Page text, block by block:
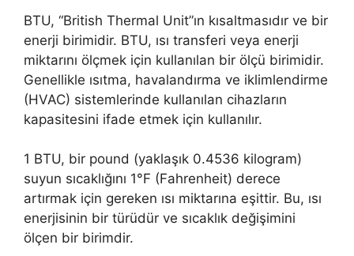
BTU, “British Thermal Unit”ın kısaltmasıdır ve bir
enerji birimidir. BTU, ısı transferi veya enerji
miktarını ölçmek için kullanılan bir ölçü birimidir.
Genellikle ısıtma, havalandırma ve iklimlendirme
(HVAC) sistemlerinde kullanılan cihazların
kapasitesini ifade etmek için kullanılır.
1 BTU, bir pound (yaklaşık 0.4536 kilogram)
suyun sıcaklığını 1°F (Fahrenheit) derece
artırmak için gereken ısı miktarına eşittir. Bu, ısı
enerjisinin bir türüdür ve sıcaklık değişimini
ölçen bir birimdir.